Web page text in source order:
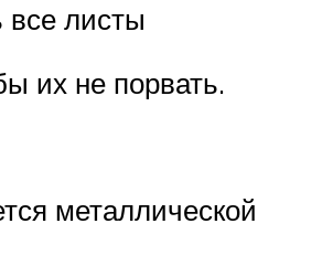
все листы
их не порвать.
металлической